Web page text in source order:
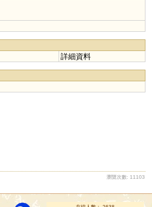
詳細資料
瀏覽次數: 11103